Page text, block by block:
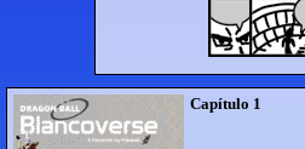
Capítulo 1